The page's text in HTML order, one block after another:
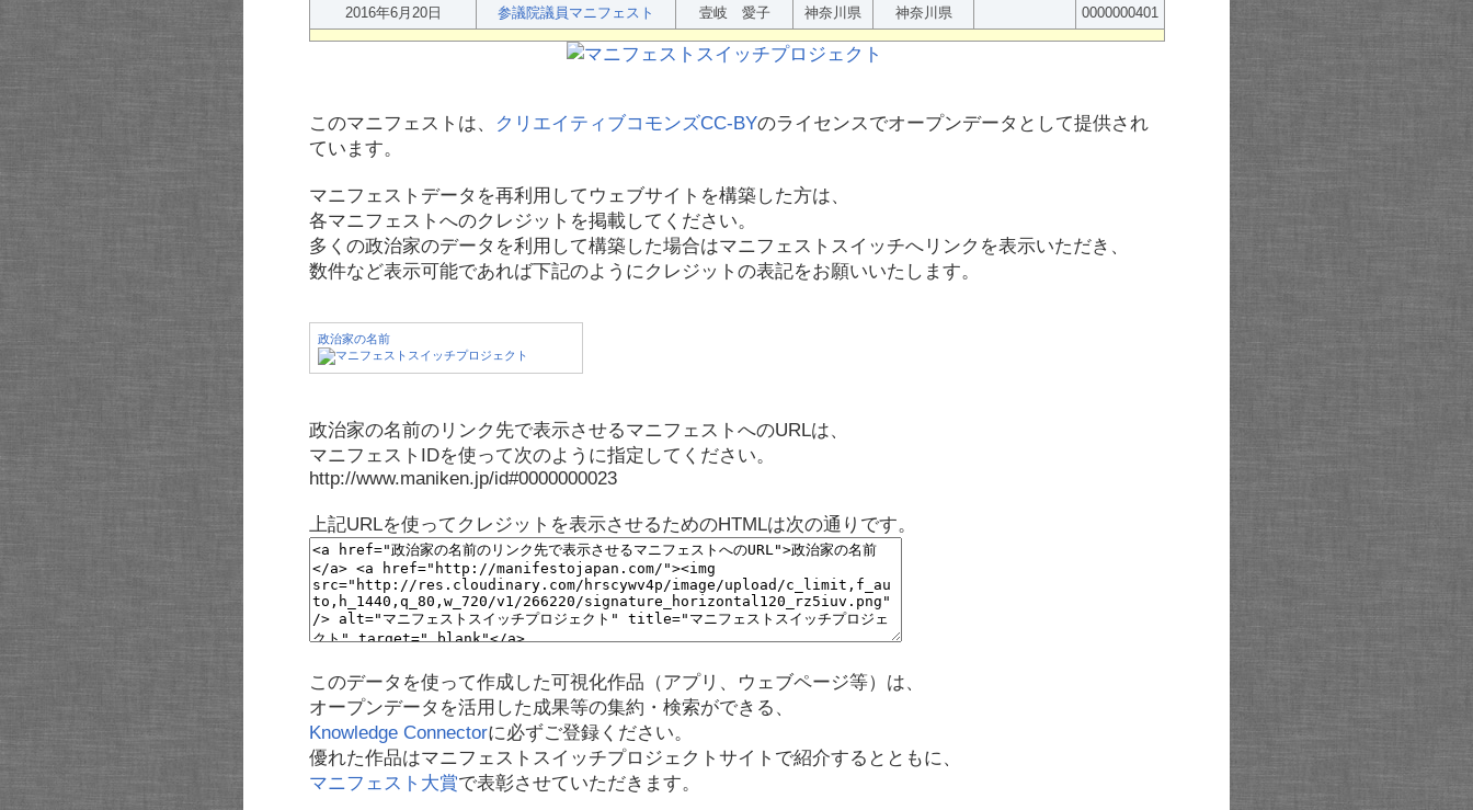
2016年6月20日
参議院議員マニフェスト 壹岐 愛子 神奈川県 神奈川県 0000000401
このマニフェストは、 クリエイティブコモンズCC-BYのライセンスでオープンデータとして提供され
ています。
マニフェストデータを再利用してウェブサイトを構築した方は、
各マニフェストへのクレジットを掲載してください。
多くの政治家のデータを利用して構築した場合はマニフェストスイッチへリンクを表示いただき、
数件など表示可能であれば下記のようにクレジットの表記をお願いいたします。
政治家の名前
政治家の名前のリンク先で表示させるマニフェストへのURLは、
マニフェストIDを使って次のように指定してください。
http://www.maniken.jp/id#0000000023
上記URLを使ってクレジットを表示させるためのHTMLは次の通りです。
このデータを使って作成した可視化作品（アプリ、ウェブページ等）は、
オープンデータを活用した成果等の集約・検索ができる、
Knowledge Connectorに必ずご登録ください。
優れた作品はマニフェストスイッチプロジェクトサイトで紹介するとともに、
マニフェスト大賞で表彰させていただきます。